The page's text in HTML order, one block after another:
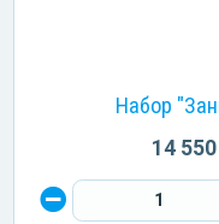
Набор
14